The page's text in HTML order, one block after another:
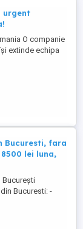
urgent
O companie
extinde echipa
4 montatori
pentru
sisteme
Bucuresti, fara
lei luna,
București
Bucuresti: -
Se ofera: -
- salariu de la
experienta, cu